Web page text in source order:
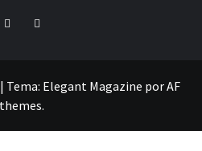
TwitterFacebook
| Tema: Elegant Magazine porAF
themes.